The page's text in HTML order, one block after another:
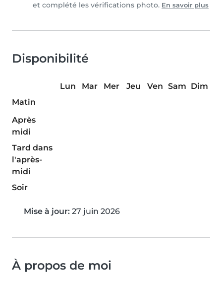
et complété les vérifications photo. En savoir plus
Disponibilité
Lun Mar Mer Jeu Ven Sam Dim
Matin
Après
midi
Tard dans
l'après-
midi
Soir
Mise à jour: 27 juin 2026
À propos de moi